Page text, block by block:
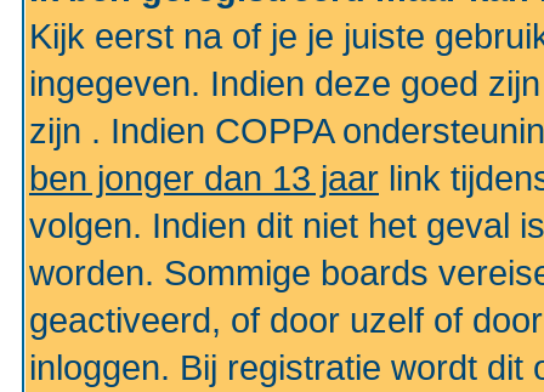
Kijk eerst na of je je juiste
ingegeven. Indien deze goed
zijn . Indien COPPA
ben jonger dan 13 jaar link
volgen. Indien dit niet het geval
worden. Sommige boards
geactiveerd, of door uzelf of
inloggen. Bij registratie wordt dit